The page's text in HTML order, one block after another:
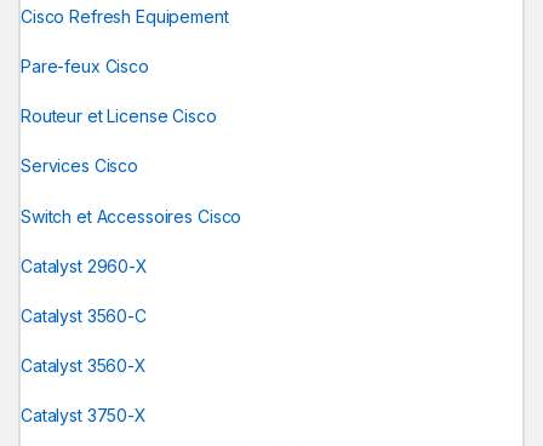
Cisco Refresh Equipement
Pare-feux Cisco
Routeur et License Cisco
Services Cisco
Switch et Accessoires Cisco
Catalyst 2960-X
Catalyst 3560-C
Catalyst 3560-X
Catalyst 3750-X